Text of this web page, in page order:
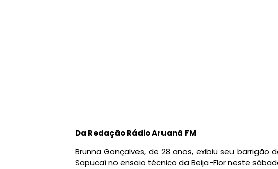
Da Redação Rádio Aruanã FM
Brunna Gonçalves, de 28 anos, exibiu seu barrigão
Sapucaí no ensaio técnico da Beija-Flor neste